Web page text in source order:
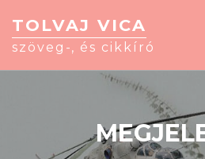
TOLVAJ VICA
szöveg-, és cikkíró